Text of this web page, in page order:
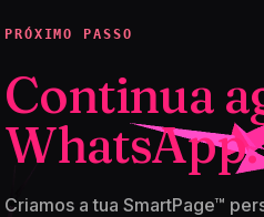
PRÓXIMO PASSO
Continua
WhatsApp.
Criamos a tua SmartPage™